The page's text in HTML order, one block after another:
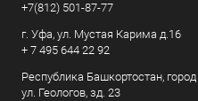
+7(812) 501-87-77
г. Уфа, ул. Мустая Карима д.16
+ 7 495 644 22 92
Республика Башкортостан,
ул. Геологов, зд. 23